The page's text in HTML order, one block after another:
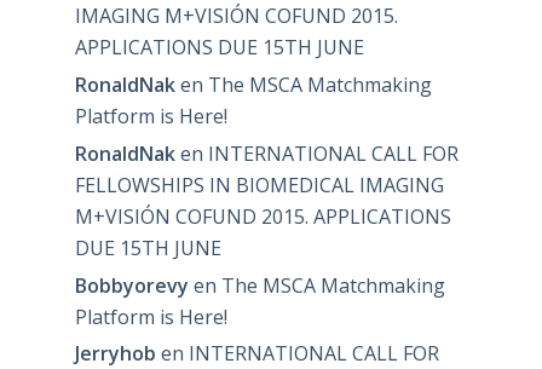
IMAGING M+VISIÓN COFUND 2015.
APPLICATIONS DUE 15TH JUNE
RonaldNaken The MSCA Matchmaking
Platform is Here!
RonaldNaken INTERNATIONAL CALL FOR
FELLOWSHIPS IN BIOMEDICAL IMAGING
M+VISIÓN COFUND 2015. APPLICATIONS
DUE 15TH JUNE
Bobbyorevy en The MSCA Matchmaking
Platform is Here!
Jerryhob en INTERNATIONAL CALL FOR